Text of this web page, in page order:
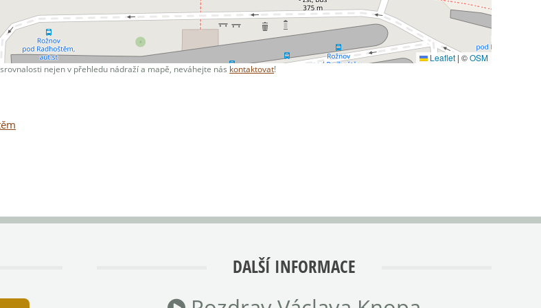
Leaflet | ©OSM
nejen v přehledu nádraží a mapě, neváhejte nás kontaktovat!
DALŠÍ INFORMACE